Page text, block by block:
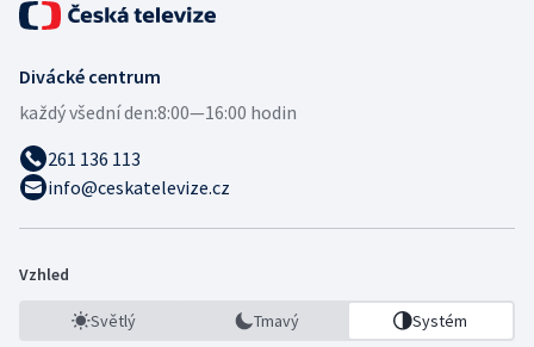
Divácké centrum
každý všední den:8:00—16:00 hodin
261 136 113
info@ceskatelevize.cz
Vzhled
Světlý Tmavý Systém